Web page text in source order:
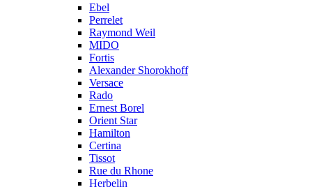
Ebel
Perrelet
Raymond Weil
MIDO
Fortis
Alexander Shorokhoff
Versace
Rado
Ernest Borel
Orient Star
Hamilton
Certina
Tissot
Rue du Rhone
Herbelin